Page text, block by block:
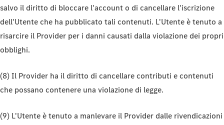
salvo il diritto di bloccare l'account o di cancellare l'iscrizione
dell'Utente che ha pubblicato tali contenuti. L'Utente è tenuto a
risarcire il Provider per i danni causati dalla violazione dei propri
obblighi.
(8) Il Provider ha il diritto di cancellare contributi e contenuti
che possano contenere una violazione di legge.
(9) L'Utente è tenuto a manlevare il Provider dalle rivendicazioni